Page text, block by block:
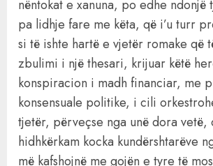
nëntokat e xanuna, po edhe ndonjë
pa lidhje fare me këta, që i’u turr
si të ishte hartë e vjetër romake që
zbulimi i një thesari, krijuar këtë
konspiracion i madh financiar, me
konsensuale politike, i cili
tjetër, përveçse nga unë dora vetë,
hidhkërkam kocka kundërshtarëve
më kafshojnë me gojën e tyre të